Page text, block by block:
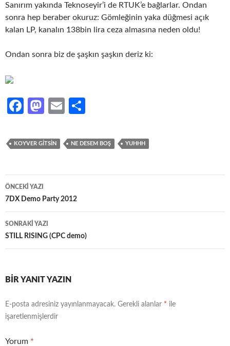
Sanırım yakında Teknoseyir’i de RTUK’e bağlarlar. Ondan
sonra hep beraber okuruz: Gömleğinin yaka düğmesi açık
kalan LP, kanalın 138bin lira ceza almasına neden oldu!
Ondan sonra biz de şaşkın şaşkın deriz ki:
Fa
b
o
k
M
to
o
E
ail ar
KOYVER GITSIN NE DESEM BOŞ YUHHH
Yazı
dolaşımı
ÖNCEKI YAZI
7DX Demo Party 2012
SONRAKI YAZI
STILL RISING (CPC demo)
BIR YANIT YAZIN
E-posta adresiniz yayınlanmayacak. Gerekli alanlar * ile
işaretlenmişlerdir
Yorum *